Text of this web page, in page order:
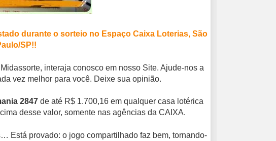
durante o sorteio no Espaço Caixa Loterias, São
SP!!
interaja conosco em nosso Site. Ajude-nos a
vez melhor para você. Deixe sua opinião.
2847 de até R$ 1.700,16 em qualquer casa lotérica
desse valor, somente nas agências da CAIXA.
Está provado: o jogo compartilhado faz bem, tornando-